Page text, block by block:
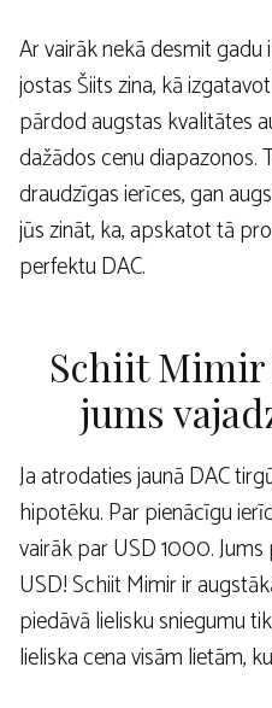
Ar vairāk nekā desmit
jostas Šiits zina, kā
pārdod augstas kvalitātes
dažādos cenu diapazonos.
draudzīgas ierīces, gan
jūs zināt, ka, apskatot tā
perfektu DAC.
Schiit
jums
Ja atrodaties jaunā DAC
hipotēku. Par pienācīgu
vairāk par USD 1000.
USD! Schiit Mimir ir
piedāvā lielisku sniegumu
lieliska cena visām lietām,